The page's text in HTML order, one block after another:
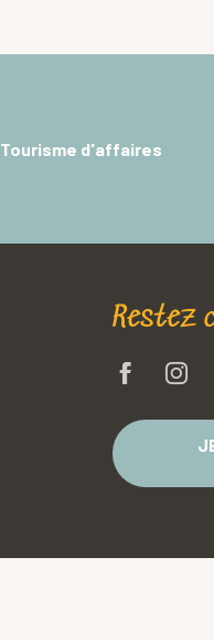
Tourisme d'affaires
Restez